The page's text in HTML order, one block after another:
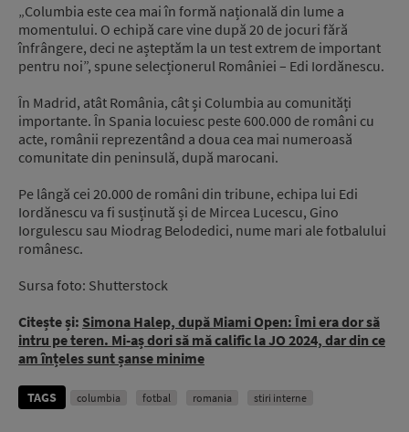
„Columbia este cea mai în formă națională din lume a
momentului. O echipă care vine după 20 de jocuri fără
înfrângere, deci ne așteptăm la un test extrem de important
pentru noi”, spune selecționerul României – Edi Iordănescu.
În Madrid, atât România, cât și Columbia au comunități
importante. În Spania locuiesc peste 600.000 de români cu
acte, românii reprezentând a doua cea mai numeroasă
comunitate din peninsulă, după marocani.
Pe lângă cei 20.000 de români din tribune, echipa lui Edi
Iordănescu va fi susținută și de Mircea Lucescu, Gino
Iorgulescu sau Miodrag Belodedici, nume mari ale fotbalului
românesc.
Sursa foto: Shutterstock
Citește și: Simona Halep, după Miami Open: Îmi era dor să
intru pe teren. Mi-aș dori să mă calific la JO 2024, dar din ce
am înțeles sunt șanse minime
TAGS columbia fotbal romania stiri interne